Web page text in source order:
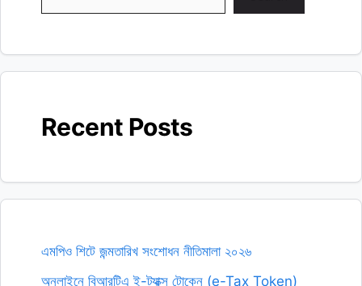
Recent Posts
এমপিও শিটে জন্মতারিখ সংশোধন নীতিমালা ২০২৬
অনলাইনে বিআরটিএ ই-ট্যাক্স টোকেন (e-Tax Token)